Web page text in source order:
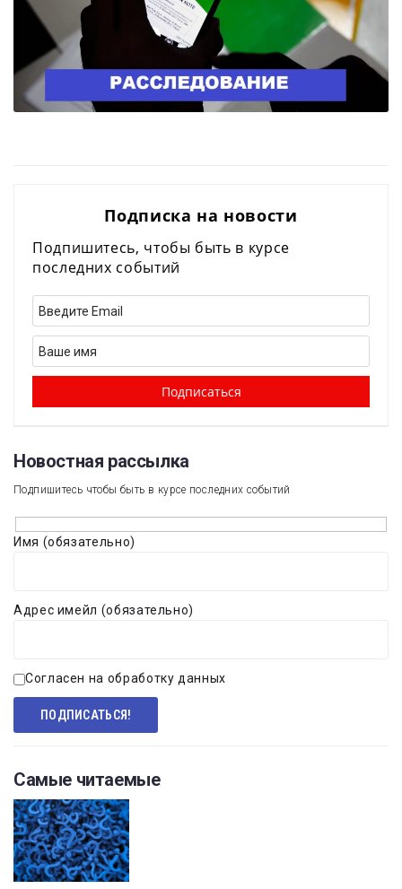
Подписка на новости
Подпишитесь, чтобы быть в курсе
последних событий
Новостная рассылка​
Подпишитесь чтобы быть в курсе последних событий
Имя (обязательно)
Адрес имейл (обязательно)
Согласен на обработку данных
Самые читаемые